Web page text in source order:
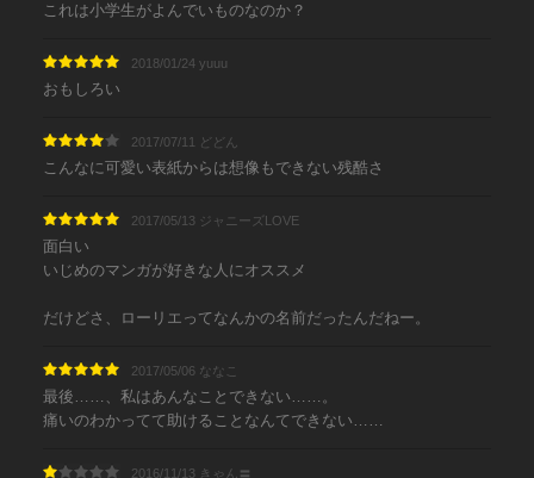
これは小学生がよんでいものなのか？
2018/01/24 yuuu
おもしろい
2017/07/11 どどん
こんなに可愛い表紙からは想像もできない残酷さ
2017/05/13 ジャニーズLOVE
面白い
いじめのマンガが好きな人にオススメ
だけどさ、ローリエってなんかの名前だったんだねー。
2017/05/06 ななこ
最後……、私はあんなことできない……。
痛いのわかってて助けることなんてできない……
2016/11/13 きゃん〓